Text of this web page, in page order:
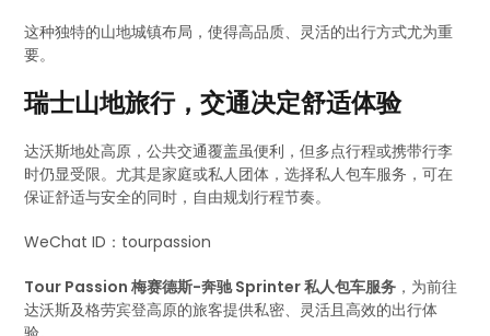
这种独特的山地城镇布局，使得高品质、灵活的出行方式尤为重
要。
瑞士山地旅行，交通决定舒适体验
达沃斯地处高原，公共交通覆盖虽便利，但多点行程或携带行李
时仍显受限。尤其是家庭或私人团体，选择私人包车服务，可在
保证舒适与安全的同时，自由规划行程节奏。
WeChat ID：tourpassion
Tour Passion 梅赛德斯-奔驰 Sprinter 私人包车服务 ，为前往
达沃斯及格劳宾登高原的旅客提供私密、灵活且高效的出行体